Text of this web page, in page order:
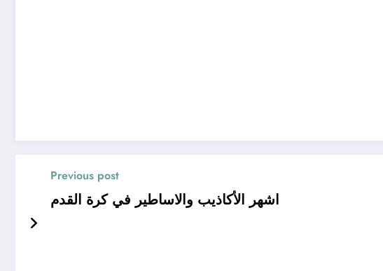
Previous post
اشهر الأكاذيب والاساطير في كرة القدم